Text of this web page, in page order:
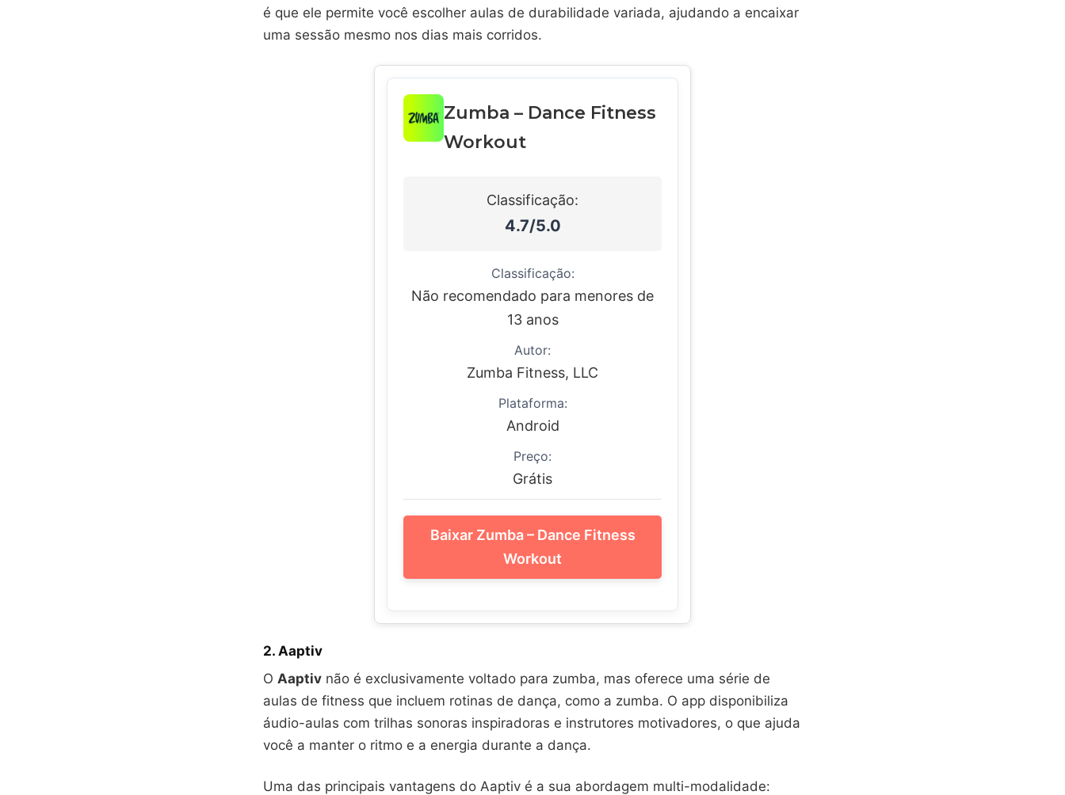
é que ele permite você escolher aulas de durabilidade variada, ajudando a encaixar
uma sessão mesmo nos dias mais corridos.
Zumba – Dance Fitness
Workout
Classificação:
4.7/5.0
Classificação:
Não recomendado para menores de
13 anos
Autor:
Zumba Fitness, LLC
Plataforma:
Android
Preço:
Grátis
Baixar Zumba – Dance Fitness
Workout
2. Aaptiv
O Aaptiv não é exclusivamente voltado para zumba, mas oferece uma série de
aulas de fitness que incluem rotinas de dança, como a zumba. O app disponibiliza
áudio-aulas com trilhas sonoras inspiradoras e instrutores motivadores, o que ajuda
você a manter o ritmo e a energia durante a dança.
Uma das principais vantagens do Aaptiv é a sua abordagem multi-modalidade: